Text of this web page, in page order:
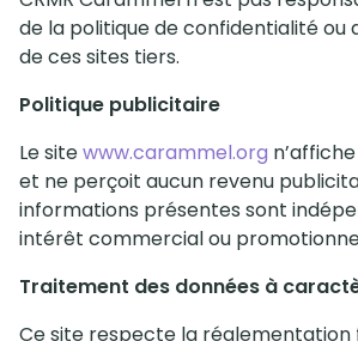
de la politique de confidentialité ou
de ces sites tiers.
Politique publicitaire
Le sitewww.carammel.org
et ne perçoit aucun revenu
informations présentes sont
intérêt commercial ou
Traitement des données à
Ce site respecte la réglementation